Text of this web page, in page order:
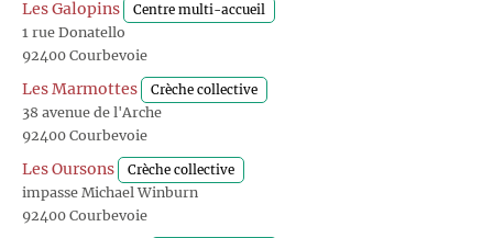
Les Galopins Centre multi-accueil
1 rue Donatello
92400 Courbevoie
Les Marmottes Crèche collective
38 avenue de l'Arche
92400 Courbevoie
Les Oursons Crèche collective
impasse Michael Winburn
92400 Courbevoie